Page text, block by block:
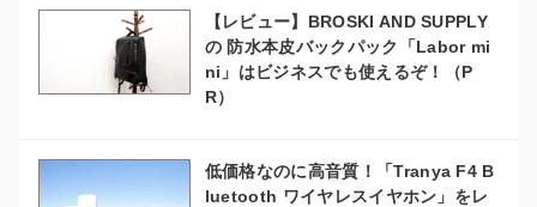
【レビュー】BROSKI AND SUPPLY
の 防水本皮バックパック「Labor mi
ni」はビジネスでも使えるぞ！（P
R）
低価格なのに高音質！「Tranya F4 B
luetooth ワイヤレスイヤホン」をレ